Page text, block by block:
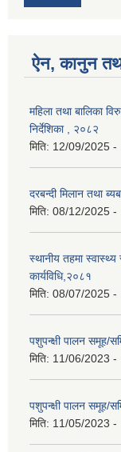
ऐन, कानुन
महिला तथा बालिका
निर्देशिका , २०८२
मिति: 12/09/2025 -
दरबन्दी मिलान तथा
मिति: 08/12/2025 -
स्थानीय तहमा
कार्यविधि,२०८१
मिति: 08/07/2025 -
पशुपन्क्षी पालन समूह/
मिति: 11/06/2023 -
पशुपन्क्षी पालन समूह/
मिति: 11/05/2023 -